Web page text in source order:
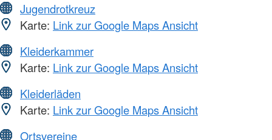
Jugendrotkreuz
Karte: Link zur Google Maps Ansicht
Kleiderkammer
Karte: Link zur Google Maps Ansicht
Kleiderläden
Karte: Link zur Google Maps Ansicht
Ortsvereine